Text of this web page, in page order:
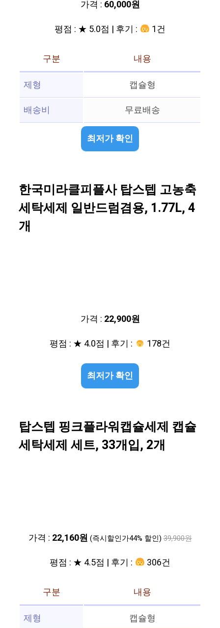
가격 : 60,000원
평점 : ★ 5.0점 | 후기 :
1건
구분
내용
제형
캡슐형
배송비
무료배송
최저가 확인
한국미라클피플사 탑스텝 고농축
세탁세제 일반드럼겸용, 1.77L, 4
개
가격 : 22,900원
평점 : ★ 4.0점 | 후기 :
178건
최저가 확인
탑스텝 핑크플라워캡슐세제 캡슐
세탁세제 세트, 33개입, 2개
가격 : 22,160원 (즉시할인가44% 할인) 39,900원
평점 : ★ 4.5점 | 후기 : 306건
구분
내용
제형
캡슐형